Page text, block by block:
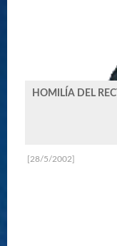
HOMILÍA DEL
[28/5/2002]